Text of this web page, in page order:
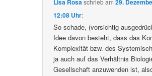
Lisa Rosaschriebam29.
12:08 Uhr:
So schade, (vorsichtig
Idee davon besteht, dass das
Komplexität bzw. des
ja auch auf das Verhältnis
Gesellschaft anzuwenden ist,